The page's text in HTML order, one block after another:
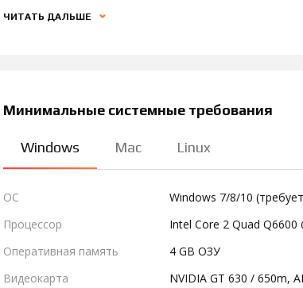
ЧИТАТЬ ДАЛЬШЕ
Минимальные системные требования
Windows Mac Linux
ОС
Windows 7/8/10
Процессор
Intel Core 2 Quad Q6600
Оперативная память
4 GB ОЗУ
Видеокарта
NVIDIA GT 630 / 650m,